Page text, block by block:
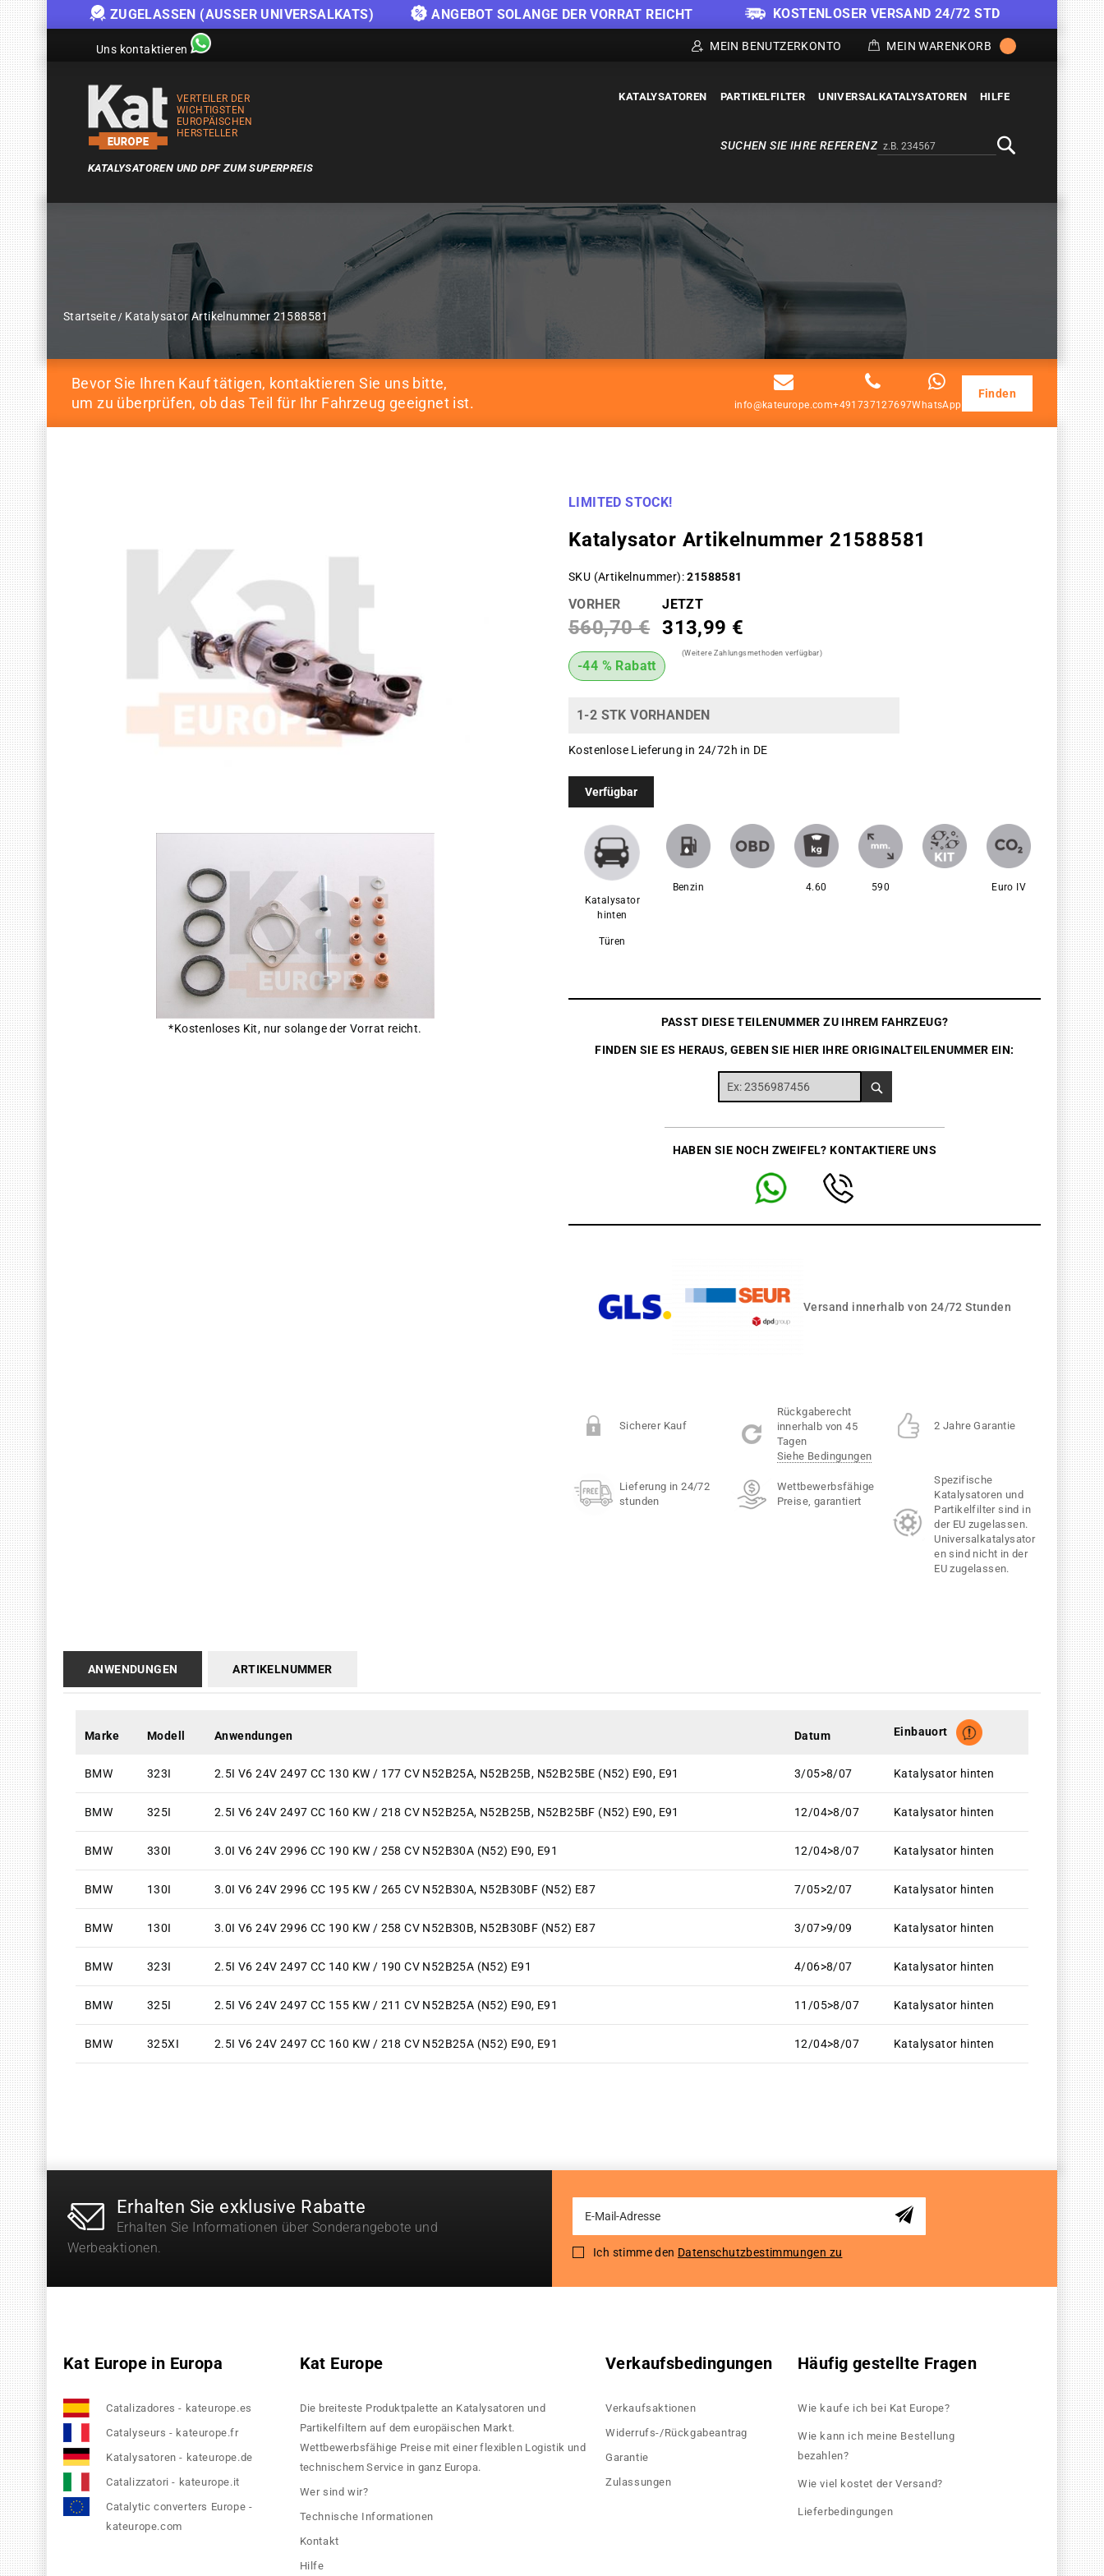
ZUGELASSEN (AUSSER UNIVERSALKATS) ANGEBOT SOLANGE DER VORRAT REICHT KOSTENLOSER VERSAND 24/72 STD
Uns kontaktieren MEIN BENUTZERKONTO MEIN WARENKORB
VERTEILER DER
WICHTIGSTEN
EUROPÄISCHEN
HERSTELLER
KATALYSATOREN UND DPF ZUM SUPERPREIS
KATALYSATOREN PARTIKELFILTER UNIVERSALKATALYSATOREN HILFE
Alternativa a Doofinder
SUCHEN SIE IHRE REFERENZ
Startseite Katalysator Artikelnummer 21588581
Bevor Sie Ihren Kauf tätigen, kontaktieren Sie uns bitte,
um zu überprüfen, ob das Teil für Ihr Fahrzeug geeignet ist.
info@kateurope.com+491737127697WhatsApp
Finden
*Kostenloses Kit, nur solange der Vorrat reicht.
LIMITED STOCK!
Katalysator Artikelnummer 21588581
SKU (Artikelnummer) 21588581
VORHER
560,70 €
JETZT
313,99 €
-44 % Rabatt
(Weitere Zahlungsmethoden verfügbar)
1-2 STK VORHANDEN
Kostenlose Lieferung in 24/72h in DE
Verfügbar
Katalysator
hinten
Türen
Benzin 4.60 590 Euro IV
PASST DIESE TEILENUMMER ZU IHREM FAHRZEUG?
FINDEN SIE ES HERAUS, GEBEN SIE HIER IHRE ORIGINALTEILENUMMER EIN:
HABEN SIE NOCH ZWEIFEL? KONTAKTIERE UNS
Versand innerhalb von 24/72 Stunden
Sicherer Kauf
Rückgaberecht
innerhalb von 45
Tagen
Siehe Bedingungen
2 Jahre Garantie
Lieferung in 24/72
stunden
Wettbewerbsfähige
Preise, garantiert
Spezifische
Katalysatoren und
Partikelfilter sind in
der EU zugelassen.
Universalkatalysator
en sind nicht in der
EU zugelassen.
ANWENDUNGEN
Marke Modell Anwendungen Datum Einbauort
BMW 323I 2.5I V6 24V 2497 CC 130 KW / 177 CV N52B25A, N52B25B, N52B25BE (N52) E90, E91 3/05>8/07 Katalysator hinten
BMW 325I 2.5I V6 24V 2497 CC 160 KW / 218 CV N52B25A, N52B25B, N52B25BF (N52) E90, E91 12/04>8/07 Katalysator hinten
BMW 330I 3.0I V6 24V 2996 CC 190 KW / 258 CV N52B30A (N52) E90, E91 12/04>8/07 Katalysator hinten
BMW 130I 3.0I V6 24V 2996 CC 195 KW / 265 CV N52B30A, N52B30BF (N52) E87 7/05>2/07 Katalysator hinten
BMW 130I 3.0I V6 24V 2996 CC 190 KW / 258 CV N52B30B, N52B30BF (N52) E87 3/07>9/09 Katalysator hinten
BMW 323I 2.5I V6 24V 2497 CC 140 KW / 190 CV N52B25A (N52) E91 4/06>8/07 Katalysator hinten
BMW 325I 2.5I V6 24V 2497 CC 155 KW / 211 CV N52B25A (N52) E90, E91 11/05>8/07 Katalysator hinten
BMW 325XI 2.5I V6 24V 2497 CC 160 KW / 218 CV N52B25A (N52) E90, E91 12/04>8/07 Katalysator hinten
ARTIKELNUMMER
Erhalten Sie exklusive Rabatte
Erhalten Sie Informationen über Sonderangebote und
Werbeaktionen.
for
Newsletter:
Ich stimme den Datenschutzbestimmungen zu
Kat Europe in Europa
Catalizadores - kateurope.es
Catalyseurs - kateurope.fr
Katalysatoren - kateurope.de
Catalizzatori - kateurope.it
Catalytic converters Europe -
kateurope.com
Kat Europe
Die breiteste Produktpalette an Katalysatoren und
Partikelfiltern auf dem europäischen Markt.
Wettbewerbsfähige Preise mit einer flexiblen Logistik und
technischem Service in ganz Europa.
Wer sind wir?
Technische Informationen
Kontakt
Hilfe
Verkaufsbedingungen
Verkaufsaktionen
Widerrufs-/Rückgabeantrag
Garantie
Zulassungen
Häufig gestellte Fragen
Wie kaufe ich bei Kat Europe?
Wie kann ich meine Bestellung
bezahlen?
Wie viel kostet der Versand?
Lieferbedingungen